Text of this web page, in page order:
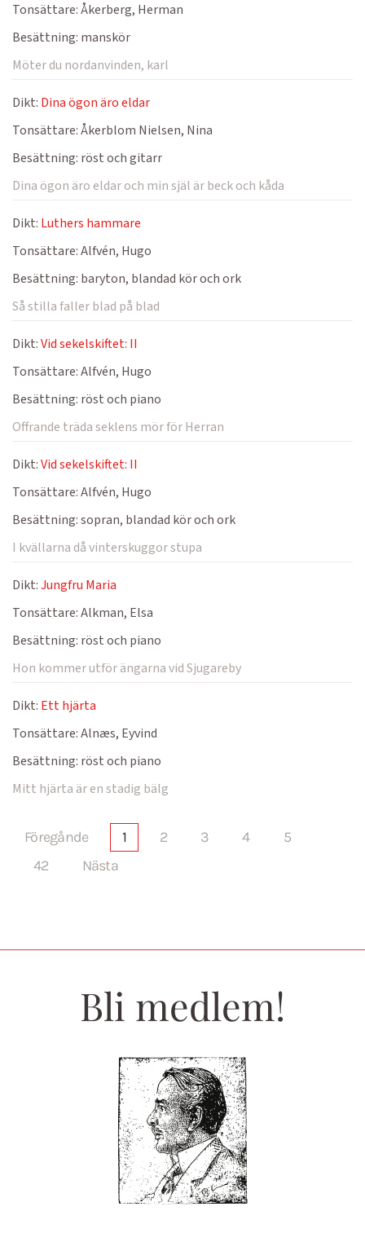
Tonsättare:Åkerberg, Herman
Besättning: manskör
Möter du nordanvinden, karl
Dikt: Dina ögon äro eldar
Tonsättare:Åkerblom Nielsen, Nina
Besättning: röst och gitarr
Dina ögon äro eldar och min själ är beck och kåda
Dikt: Luthers hammare
Tonsättare:Alfvén, Hugo
Besättning: baryton, blandad kör och ork
Så stilla faller blad på blad
Dikt:Vid sekelskiftet: II
Tonsättare:Alfvén, Hugo
Besättning: röst och piano
Offrande träda seklens mör för Herran
Dikt:Vid sekelskiftet: II
Tonsättare:Alfvén, Hugo
Besättning:sopran, blandad kör och ork
I kvällarna då vinterskuggor stupa
Dikt:Jungfru Maria
Tonsättare:Alkman, Elsa
Besättning: röst och piano
Hon kommer utför ängarna vid Sjugareby
Dikt: Ett hjärta
Tonsättare:Alnæs, Eyvind
Besättning: röst och piano
Mitt hjärta är en stadig bälg
Föregånde 1 2 3 4
5
42
Nästa
Bli medlem!